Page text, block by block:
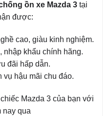
ồn xe Mazda 3 tại
được:
cao, giàu kinh nghiệm.
nhập khẩu chính hãng.
đãi hấp dẫn.
vụ hậu mãi chu đáo.
Mazda 3 của bạn với
nay qua